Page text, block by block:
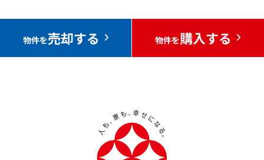
物件を売却する 物件を購入する